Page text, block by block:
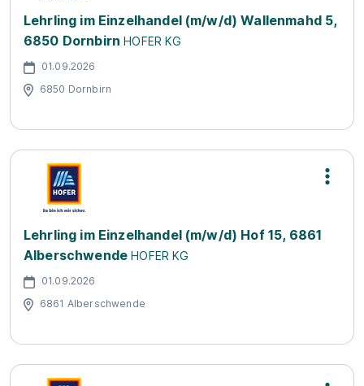
Lehrling im Einzelhandel (m/w/d) Wallenmahd 5,
6850 Dornbirn HOFER KG
01.09.2026
6850 Dornbirn
Lehrling im Einzelhandel (m/w/d) Hof 15, 6861
Alberschwende HOFER KG
01.09.2026
6861 Alberschwende